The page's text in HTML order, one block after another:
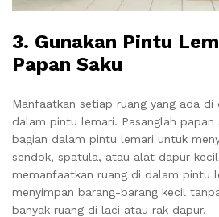
3. Gunakan Pintu
Papan Saku
Manfaatkan setiap ruang yang ada di
dalam pintu lemari. Pasanglah papan
bagian dalam pintu lemari untuk
sendok, spatula, atau alat dapur kecil
memanfaatkan ruang di dalam pintu
menyimpan barang-barang kecil
banyak ruang di laci atau rak dapur.